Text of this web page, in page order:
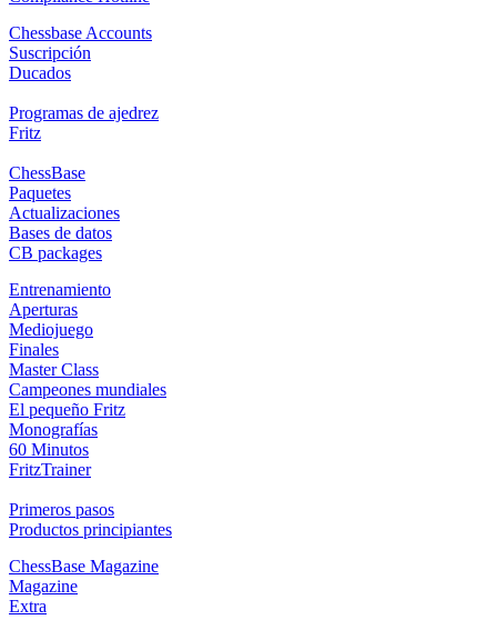
Chessbase Accounts
Suscripción
Ducados
Programas de ajedrez
Fritz
ChessBase
Paquetes
Actualizaciones
Bases de datos
CB packages
Entrenamiento
Aperturas
Mediojuego
Finales
Master Class
Campeones mundiales
El pequeño Fritz
Monografías
60 Minutos
FritzTrainer
Primeros pasos
Productos principiantes
ChessBase Magazine
Magazine
Extra